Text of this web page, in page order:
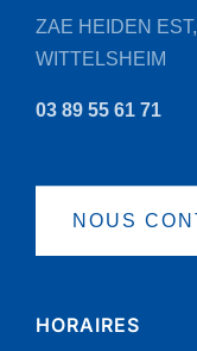
ZAE HEIDEN
WITTELSHEIM
03 89 55 61 71
NOUS
HORAIRES